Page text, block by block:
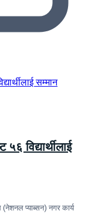
विद्यार्थीलाई
(नेशनल प्याब्सन) नगर कार्य